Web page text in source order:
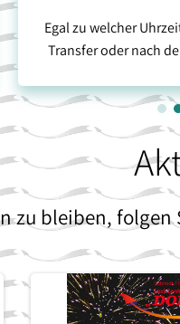
Egal zu welcher
Transfer oder nach
zu bleiben,